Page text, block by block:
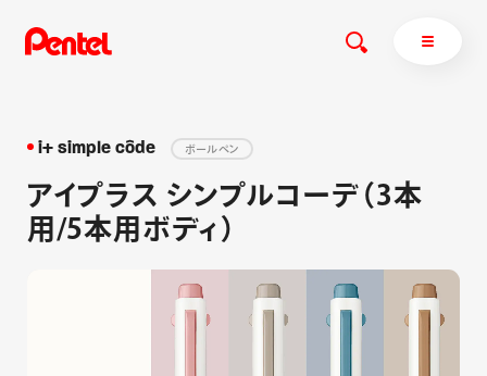
サインペン オレンズ
商品を探す
商品を探すトップ
ボールペン
ペン
ぺんてるについて
i+ simple côde ボールペン
アイプラス シンプルコーデ（3本
用/5本用ボディ）